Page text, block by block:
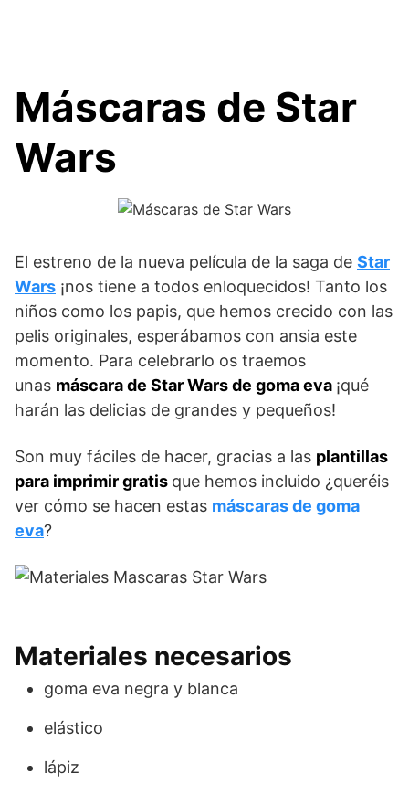
Máscaras de Star
Wars
El estreno de la nueva película de la saga de Star
Wars ¡nos tiene a todos enloquecidos! Tanto los
niños como los papis, que hemos crecido con las
pelis originales, esperábamos con ansia este
momento. Para celebrarlo os traemos
unas máscara de Star Wars de goma eva ¡qué
harán las delicias de grandes y pequeños!
Son muy fáciles de hacer, gracias a las plantillas
para imprimir gratis que hemos incluido ¿queréis
ver cómo se hacen estas máscaras de goma
eva?
Materiales necesarios
goma eva negra y blanca
elástico
lápiz